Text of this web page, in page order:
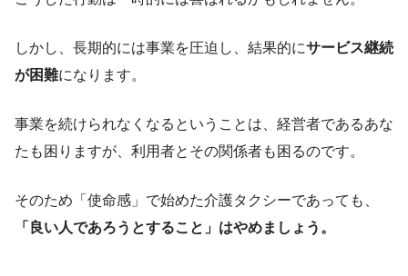
しかし、長期的には事業を圧迫し、結果的にサービス継続
が困難になります。
事業を続けられなくなるということは、経営者であるあな
たも困りますが、利用者とその関係者も困るのです。
そのため「使命感」で始めた介護タクシーであっても、
「良い人であろうとすること」はやめましょう。